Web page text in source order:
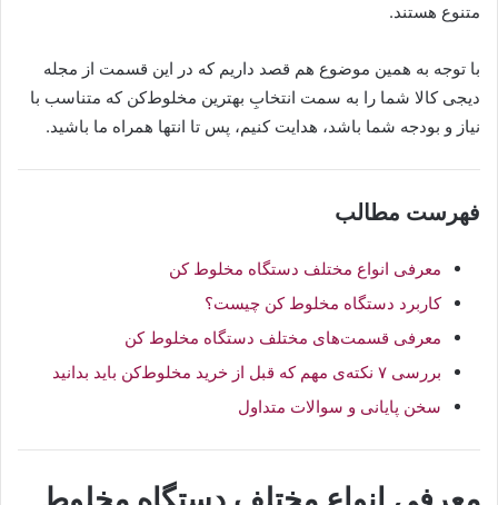
متنوع هستند.
با توجه به همین موضوع هم قصد داریم که در این قسمت از مجله
دیجی کالا شما را به سمت انتخابِ بهترین مخلوط‌کن که متناسب با
نیاز و بودجه شما باشد، هدایت کنیم، پس تا انتها همراه ما باشید.
فهرست مطالب
معرفی انواع مختلف دستگاه مخلوط کن
کاربرد دستگاه مخلوط کن چیست؟
معرفی قسمت‌های مختلف دستگاه مخلوط کن
بررسی ۷ نکته‌ی مهم که قبل از خرید مخلوط‌کن باید بدانید
سخن پایانی و سوالات متداول